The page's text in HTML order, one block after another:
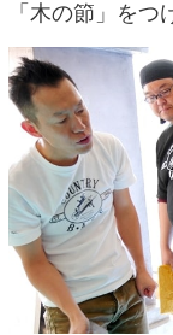
「木の節」をつ